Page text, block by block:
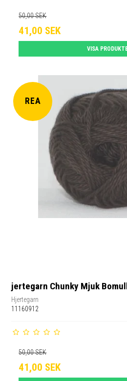
50,00 SEK
41,00 SEK
VISA
REA
jertegarn Chunky Mjuk
Hjertegarn
11160912
50,00 SEK
41,00 SEK